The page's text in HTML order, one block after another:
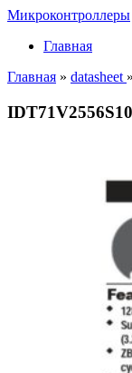
Микроконтроллеры
Главная
Главная » datasheet »